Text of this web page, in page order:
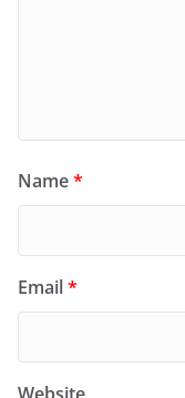
Name*
Email*